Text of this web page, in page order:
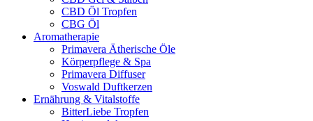
CBD Öl Tropfen
CBG Öl
Aromatherapie
Primavera Ätherische Öle
Körperpflege & Spa
Primavera Diffuser
Voswald Duftkerzen
Ernährung & Vitalstoffe
BitterLiebe Tropfen